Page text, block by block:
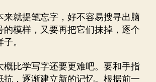
来就提笔忘字，好不容易搜寻出脑
的模样，又要再把它们抹掉，逐个
。
概比学写字还要更难吧。要和手指
抗，逐渐建立新的记忆。根据前一